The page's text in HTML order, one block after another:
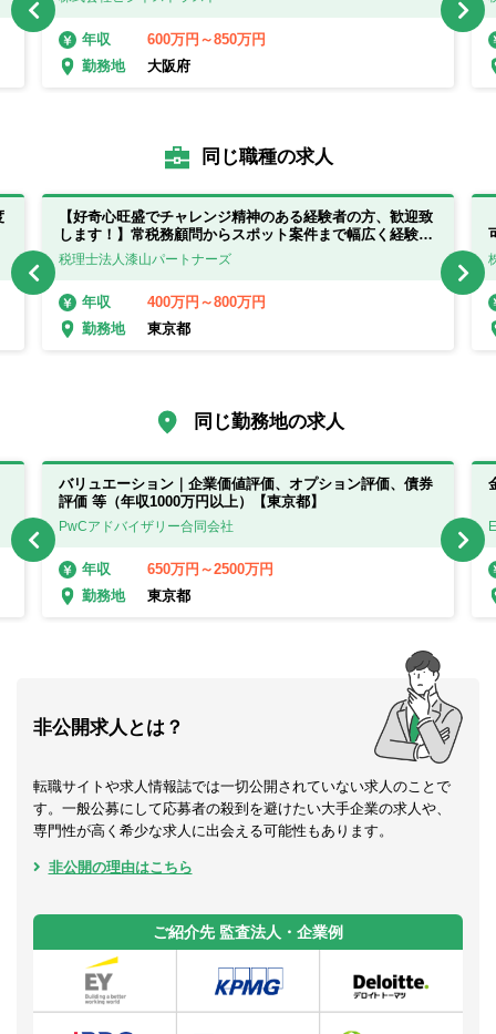
年収
600万円～850万円
勤務地
大阪府
同じ職種の求人
【好奇心旺盛でチャレンジ精神のある経験者の方、歓迎致
します！】常税務顧問からスポット案件まで幅広く経験で
きる事務所です！
税理士法人漆山パートナーズ
年収
400万円～800万円
勤務地
東京都
同じ勤務地の求人
バリュエーション｜企業価値評価、オプション評価、債券
評価 等（年収1000万円以上）【東京都】
PwCアドバイザリー合同会社
年収
650万円～2500万円
勤務地
東京都
非公開求人とは？
転職サイトや求人情報誌では一切公開されていない求人のことで
す。一般公募にして応募者の殺到を避けたい大手企業の求人や、
専門性が高く希少な求人に出会える可能性もあります。
非公開の理由はこちら
ご紹介先 監査法人・企業例